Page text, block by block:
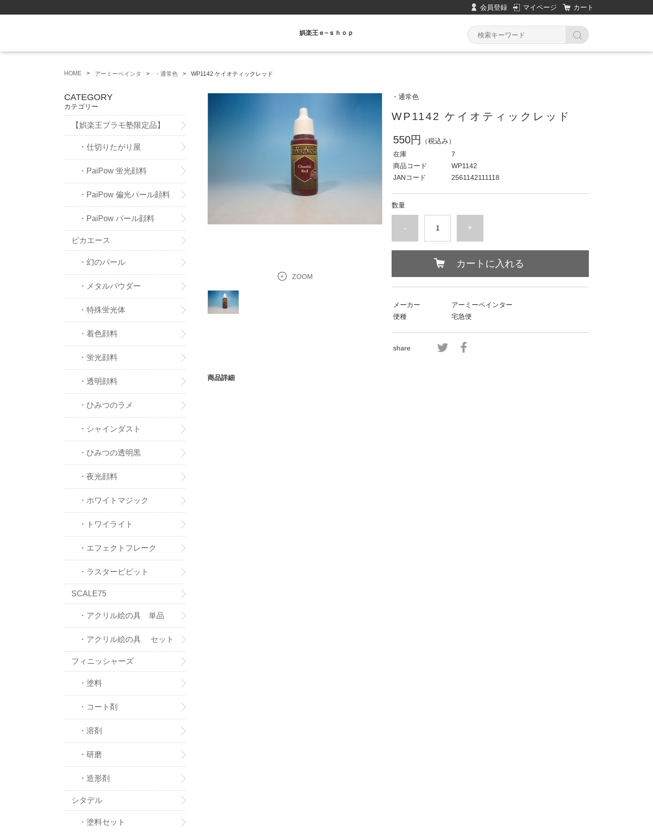
会員登録 マイページ カート
娯楽王ｅ−ｓｈｏｐ
HOME アーミーペインタ ・通常色 WP1142 ケイオティックレッド
ZOOM
・通常色
WP1142 ケイオティックレッド
550円
（税込み）
在庫
7
商品コード
WP1142
JANコード
2561142111118
数量
- +
カートに入れる
メーカー
アーミーペインター
便種
宅急便
share
商品詳細
CATEGORY
カテゴリー
【娯楽王プラモ塾限定品】
・仕切りたがり屋
・PaiPow 蛍光顔料
・PaiPow 偏光パール顔料
・PaiPow パール顔料
ピカエース
・幻のパール
・メタルパウダー
・特殊蛍光体
・着色顔料
・蛍光顔料
・透明顔料
・ひみつのラメ
・シャインダスト
・ひみつの透明黒
・夜光顔料
・ホワイトマジック
・トワイライト
・エフェクトフレーク
・ラスタービビット
SCALE75
・アクリル絵の具 単品
・アクリル絵の具 セット
フィニッシャーズ
・塗料
・コート剤
・溶剤
・研磨
・造形剤
シタデル
・塗料セット